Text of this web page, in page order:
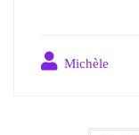
Michèle